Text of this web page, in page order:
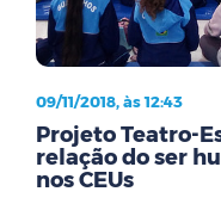
09/11/2018, às 12:43
Projeto Teatro-
relação do ser
nos CEUs